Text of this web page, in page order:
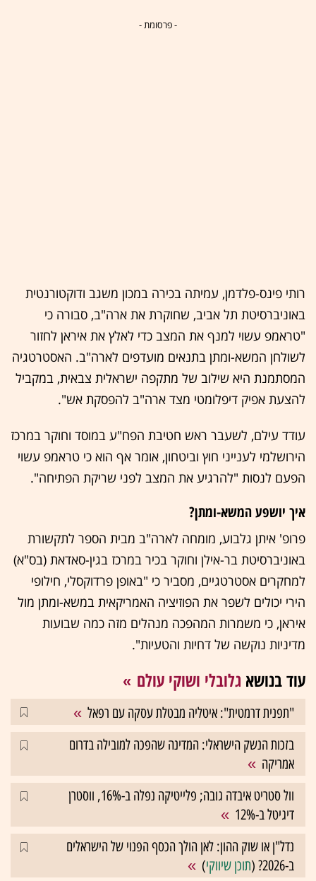
- פרסומת -
רותי פינס-פלדמן, עמיתה בכירה במכון משגב ודוקטורנטית
באוניברסיטת תל אביב, שחוקרת את ארה"ב, סבורה כי
"טראמפ עשוי למנף את המצב כדי לאלץ את איראן לחזור
לשולחן המשא-ומתן בתנאים מועדפים לארה"ב. האסטרטגיה
המסתמנת היא שילוב של מתקפה ישראלית צבאית, במקביל
להצעת אפיק דיפלומטי מצד ארה"ב להפסקת אש".
עודד עילם, לשעבר ראש חטיבת הפח"ע במוסד וחוקר במרכז
הירושלמי לענייני חוץ וביטחון, אומר אף הוא כי טראמפ עשוי
הפעם לנסות "להרגיע את המצב לפני שריקת הפתיחה".
איך יושפע המשא-ומתן?
פרופ' איתן גלבוע, מומחה לארה"ב מבית הספר לתקשורת
באוניברסיטת בר-אילן וחוקר בכיר במרכז בגין-סאדאת (בס"א)
למחקרים אסטרטגיים, מסביר כי "באופן פרדוקסלי, חילופי
הירי יכולים לשפר את הפוזיציה האמריקאית במשא-ומתן מול
איראן, כי משמרות המהפכה מנהלים מזה כמה שבועות
מדיניות נוקשה של דחיות והטעיות".
עוד בנושא גלובלי ושוקי עולם
"תפנית דרמטית": איטליה מבטלת עסקה עם רפאל
בזכות הנשק הישראלי: המדינה שהפכה למובילה בדרום
אמריקה
וול סטריט איבדה גובה; פלייטיקה נפלה ב-16%, ווסטרן
דיגיטל ב-12%
נדל"ן או שוק ההון: לאן הולך הכסף הפנוי של הישראלים
ב-2026? (
תוכן שיווקי)